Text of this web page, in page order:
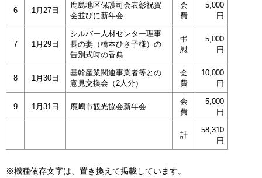
6 1月27日
鹿島地区保護司会表彰祝賀
会並びに新年会
会
費
5,000
円
7 1月29日
シルバー人材センター理事
長の妻（橋本ひさ子様）の
告別式時の香典
弔
慰
5,000
円
8 1月30日
基幹産業関連事業者等との
意見交換会（2人分）
会
費
10,000
円
9 1月31日 鹿嶋市観光協会新年会
会
費
5,000
円
計
58,310
円
※機種依存文字は、置き換えて掲載しています。